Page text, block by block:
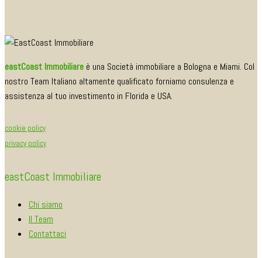
eastCoast Immobiliare è una Società immobiliare a Bologna e Miami. Col
nostro Team Italiano altamente qualificato forniamo consulenza e
assistenza al tuo investimento in Florida e USA.
cookie policy
privacy policy
eastCoast Immobiliare
Chi siamo
Il Team
Contattaci